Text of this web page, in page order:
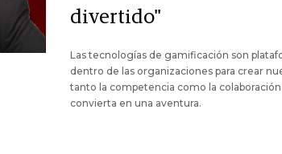
divertido"
Las tecnologías de gamificación son
dentro de las organizaciones para crear
tanto la competencia como la
convierta en una aventura.